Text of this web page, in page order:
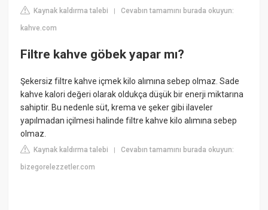
Kaynak kaldırma talebi |Cevabın tamamını burada okuyun:
kahve.com
Filtre kahve göbek yapar mı?
Şekersiz filtre kahve içmek kilo alımına sebep olmaz. Sade
kahve kalori değeri olarak oldukça düşük bir enerji miktarına
sahiptir. Bu nedenle süt, krema ve şeker gibi ilaveler
yapılmadan içilmesi halinde filtre kahve kilo alımına sebep
olmaz.
Kaynak kaldırma talebi |Cevabın tamamını burada okuyun:
bizegorelezzetler.com